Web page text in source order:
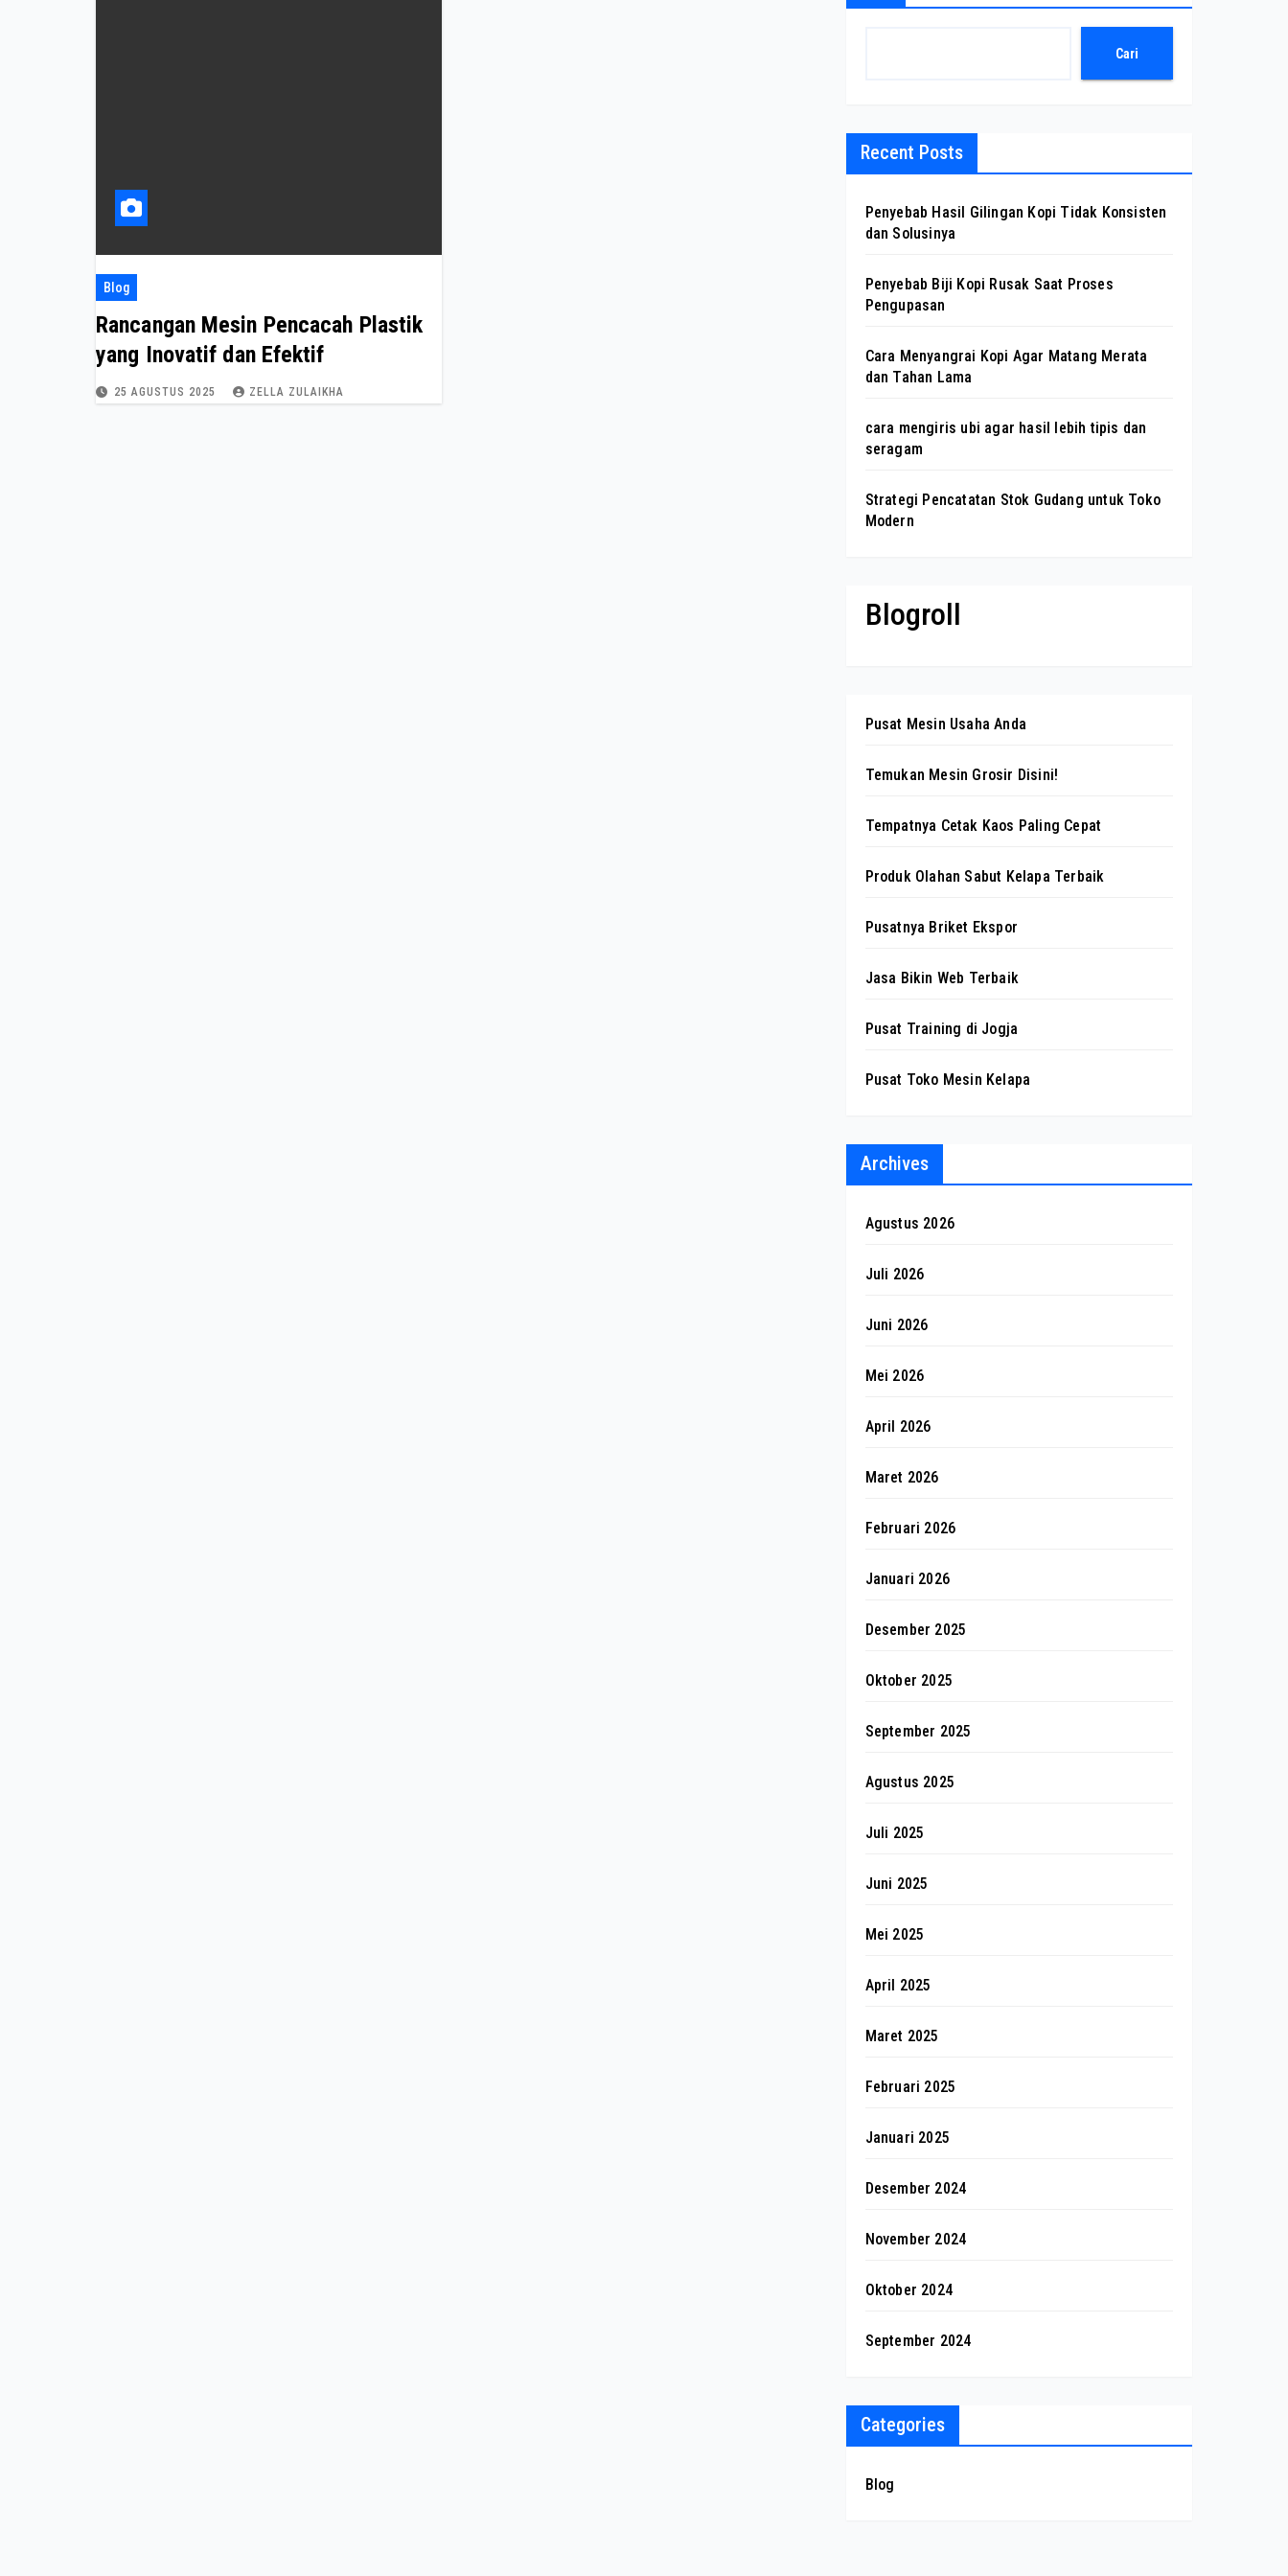
Blog
Rancangan Mesin Pencacah Plastik
yang Inovatif dan Efektif
25 AGUSTUS 2025 ZELLA ZULAIKHA
Cari
Recent Posts
Penyebab Hasil Gilingan Kopi Tidak Konsisten
dan Solusinya
Penyebab Biji Kopi Rusak Saat Proses
Pengupasan
Cara Menyangrai Kopi Agar Matang Merata
dan Tahan Lama
cara mengiris ubi agar hasil lebih tipis dan
seragam
Strategi Pencatatan Stok Gudang untuk Toko
Modern
Blogroll
Pusat Mesin Usaha Anda
Temukan Mesin Grosir Disini!
Tempatnya Cetak Kaos Paling Cepat
Produk Olahan Sabut Kelapa Terbaik
Pusatnya Briket Ekspor
Jasa Bikin Web Terbaik
Pusat Training di Jogja
Pusat Toko Mesin Kelapa
Archives
Agustus 2026
Juli 2026
Juni 2026
Mei 2026
April 2026
Maret 2026
Februari 2026
Januari 2026
Desember 2025
Oktober 2025
September 2025
Agustus 2025
Juli 2025
Juni 2025
Mei 2025
April 2025
Maret 2025
Februari 2025
Januari 2025
Desember 2024
November 2024
Oktober 2024
September 2024
Categories
Blog